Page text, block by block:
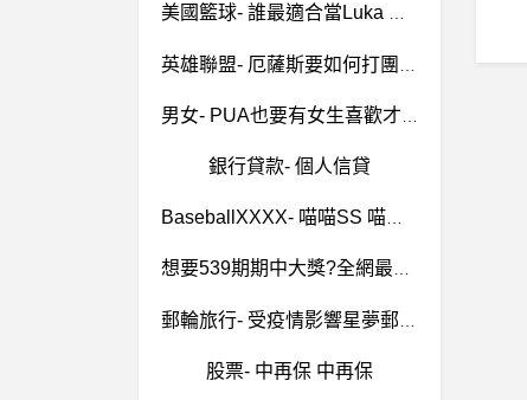
美國籃球- 誰最適合當Luka Doncic 的副手 誰最適合當Luka Doncic 的副手
銀行貸款- 個人信貸
BaseballXXXX- 喵喵SS 喵喵SS
想要539期期中大獎?全網最好用的539走勢圖提升你的中獎機率！
股票- 中再保 中再保